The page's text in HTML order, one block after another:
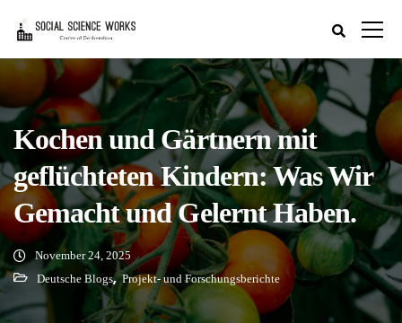
Kochen und Gärtnern mit
geflüchteten Kindern: Was Wir
Gemacht und Gelernt Haben.
November 24, 2025
Deutsche Blogs,Projekt- und Forschungsberichte